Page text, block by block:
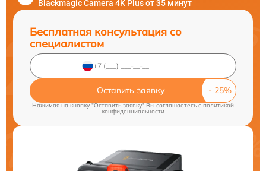
Blackmagic Camera 4K Plus от 35 минут
Бесплатная консультация со
специалистом
Оставить заявку
Нажимая на кнопку "Оставить заявку" Вы соглашаетесь cполитикой
конфиденциальности